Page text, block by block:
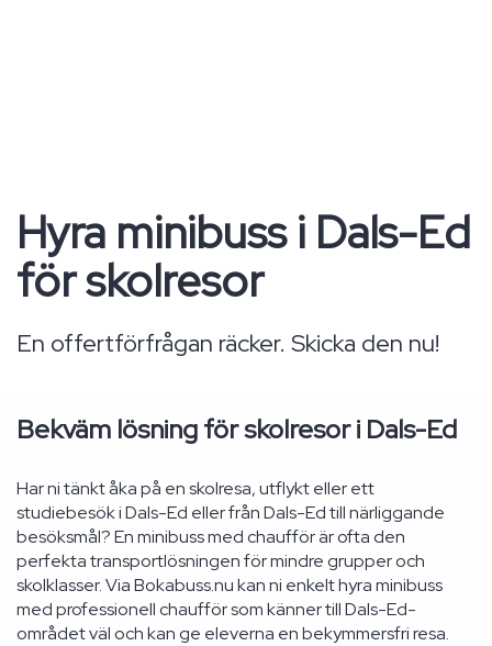
Hyra minibuss i Dals-Ed
för skolresor
En offertförfrågan räcker. Skicka den nu!
Bekväm lösning för skolresor i Dals-Ed
Har ni tänkt åka på en skolresa, utflykt eller ett
studiebesök i Dals-Ed eller från Dals-Ed till närliggande
besöksmål? En minibuss med chaufför är ofta den
perfekta transportlösningen för mindre grupper och
skolklasser. Via Bokabuss.nu kan ni enkelt hyra minibuss
med professionell chaufför som känner till Dals-Ed-
området väl och kan ge eleverna en bekymmersfri resa.